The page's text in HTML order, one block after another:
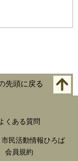
先頭に戻る
くある質問
市民活動情報ひろば
会員規約